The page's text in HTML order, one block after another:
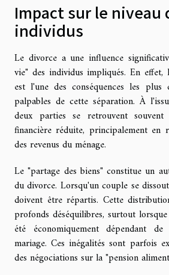
Impact sur le niveau
individus
Le divorce a une influence
vie" des individus impliqués. En effet,
est l'une des conséquences les
palpables de cette séparation. À
deux parties se retrouvent
financière réduite, principalement en
des revenus du ménage.
Le "partage des biens" constitue un
du divorce. Lorsqu'un couple se
doivent être répartis. Cette
profonds déséquilibres, surtout
été économiquement dépendant
mariage. Ces inégalités sont parfois
des négociations sur la "pension